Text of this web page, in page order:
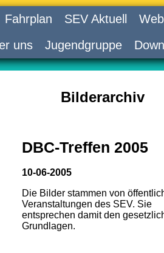
Fahrplan SEV Aktuell
uns Jugendgruppe
Bilderarchiv
DBC-Treffen 2005
10-06-2005
Die Bilder stammen von
Veranstaltungen des SEV. Sie
entsprechen damit den
Grundlagen.